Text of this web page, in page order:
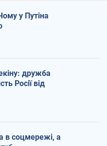
у Путіна
дружба
Росії від
в соцмережі, а